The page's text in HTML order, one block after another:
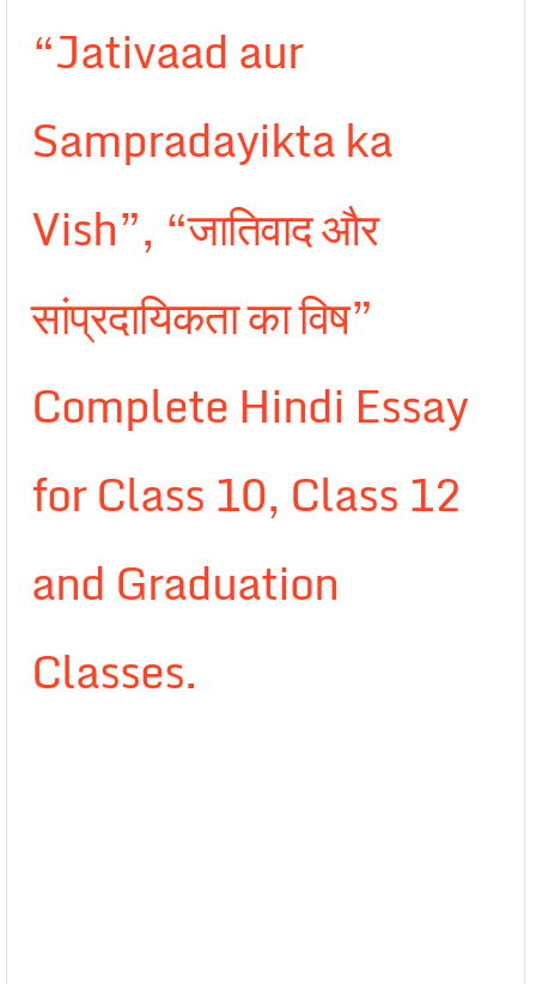
“Jativaad aur
Sampradayikta ka
Vish”, “जातिवाद और
सांप्रदायिकता का विष”
Complete Hindi Essay
for Class 10, Class 12
and Graduation
Classes.